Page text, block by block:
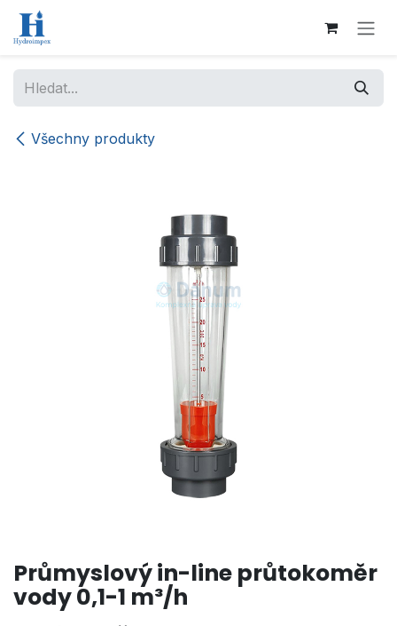
Přejít na obsah
Všechny produkty
Průmyslový in-line průtokoměr
vody 0,1-1 m³/h